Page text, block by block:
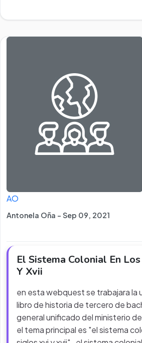
AO
Antonela Oña - Sep 09, 2021
El Sistema Colonial En
Y Xvii
en esta webquest se trabajara la
libro de historia de tercero de
general unificado del ministerio
el tema principal es "el sistema